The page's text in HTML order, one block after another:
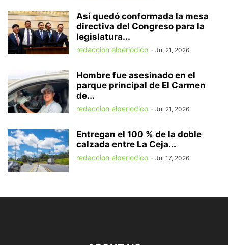
Así quedó conformada la mesa
directiva del Congreso para la
legislatura...
redaccion elperiodico - Jul 21, 2026
Hombre fue asesinado en el
parque principal de El Carmen
de...
redaccion elperiodico - Jul 21, 2026
Entregan el 100 % de la doble
calzada entre La Ceja...
redaccion elperiodico - Jul 17, 2026